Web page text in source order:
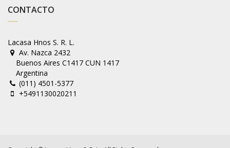
CONTACTO
Lacasa Hnos S. R. L.
Av. Nazca 2432
Buenos Aires C1417 CUN 1417
Argentina
(011) 4501-5377
+5491130020211